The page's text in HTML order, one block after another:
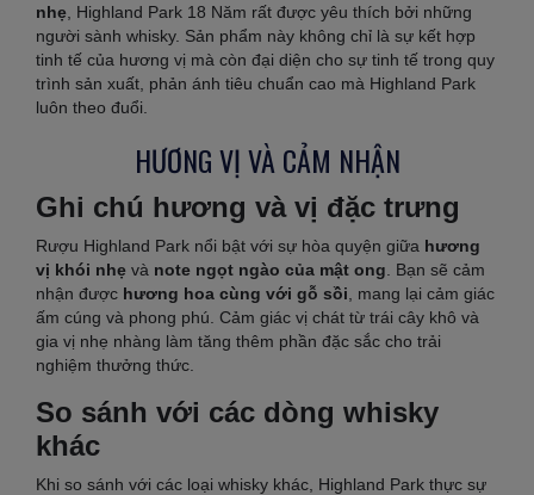
nhẹ , Highland Park 18 Năm rất được yêu thích bởi những
người sành whisky. Sản phẩm này không chỉ là sự kết hợp
tinh tế của hương vị mà còn đại diện cho sự tinh tế trong quy
trình sản xuất, phản ánh tiêu chuẩn cao mà Highland Park
luôn theo đuổi.
HƯƠNG VỊ VÀ CẢM NHẬN
Ghi chú hương và vị đặc trưng
Rượu Highland Park nổi bật với sự hòa quyện giữa hương
vị khói nhẹ và note ngọt ngào của mật ong . Bạn sẽ cảm
nhận được hương hoa cùng với gỗ sồi , mang lại cảm giác
ấm cúng và phong phú. Cảm giác vị chát từ trái cây khô và
gia vị nhẹ nhàng làm tăng thêm phần đặc sắc cho trải
nghiệm thưởng thức.
So sánh với các dòng whisky
khác
Khi so sánh với các loại whisky khác, Highland Park thực sự